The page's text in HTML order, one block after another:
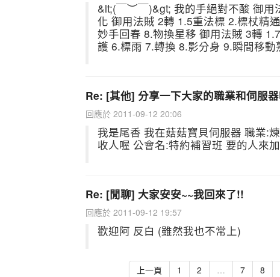
&lt;(￣︶￣)&gt; 我的手絕對不酸 御
化 御用法賊 2轉 1.5重法標 2.標杖精
妙手回春 8.物換星移 御用法賊 3轉
護 6.標雨 7.轉換 8.影分身 9.瞬間移
Re: [其他] 分享一下大家的職業和伺服器
回應於 2011-09-12 20:06
我是尾香 我在菇菇寶貝伺服器 職業:
收人喔 公會名:特約補習班 要的人來
Re: [閒聊] 大家安安~~我回來了!!
回應於 2011-09-12 19:57
歡迎阿 反白 (雖然我也不常上)
上一頁 1 2 … 7 8